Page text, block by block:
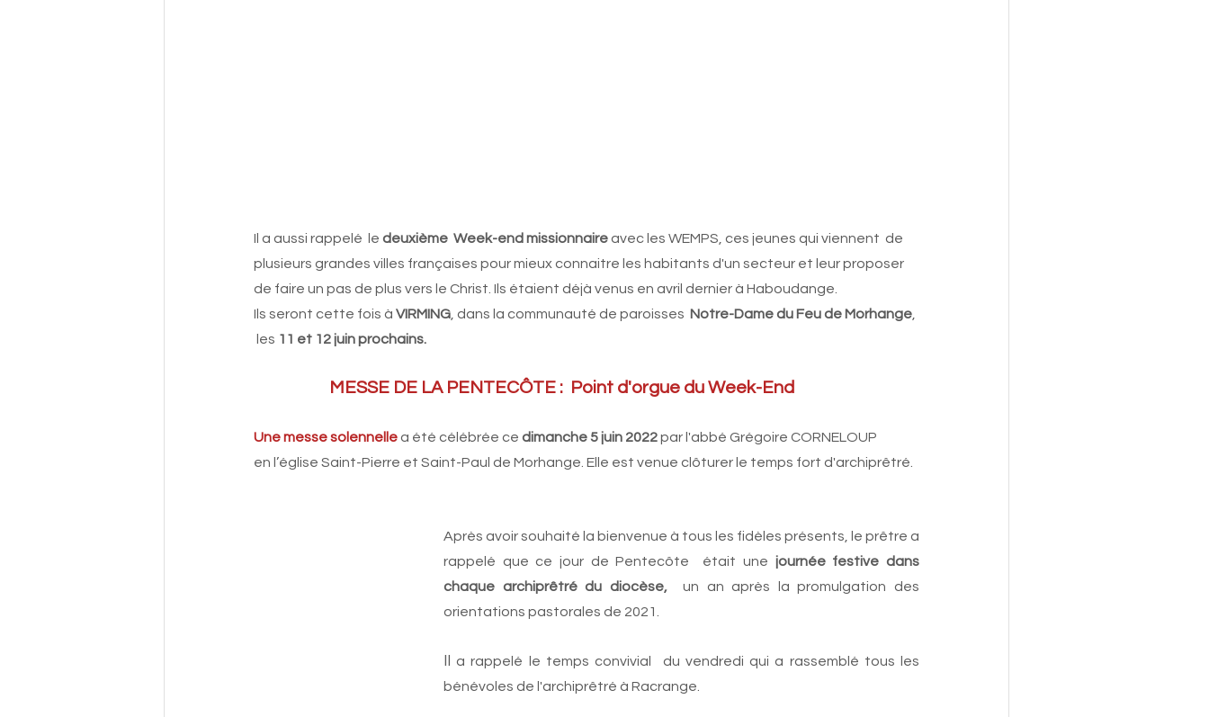
Il a aussi rappelé  le deuxième  Week-end missionnaire avec les WEMPS, ces jeunes qui viennent  de
plusieurs grandes villes françaises pour mieux connaitre les habitants d'un secteur et leur proposer
de faire un pas de plus vers le Christ. Ils étaient déjà venus en avril dernier à Haboudange.
Ils seront cette fois à VIRMING , dans la communauté de paroisses Notre-Dame du Feu de Morhange
les 11 et 12 juin prochains.
                     MESSE DE LA PENTECÔTE :  Point d'orgue du Week-End
Une messe solennelle a été célébrée ce dimanche 5 juin 2022 par l'abbé Grégoire CORNELOUP
en l’église Saint-Pierre et Saint-Paul de Morhange. Elle est venue clôturer le temps fort d'archiprêtré.
Après avoir souhaité la bienvenue à tous les fidèles présents, le prêtre a
rappelé que ce jour de Pentecôte  était une journée festive dans
chaque archiprêtré du diocèse,
  un an après la promulgation des
orientations pastorales de 2021.
Il a rappelé le temps convivial  du vendredi qui a rassemblé tous les
bénévoles de l'archiprêtré à Racrange.